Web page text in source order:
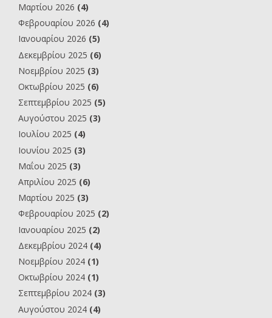
Μαρτίου 2026 (4)
Φεβρουαρίου 2026 (4)
Ιανουαρίου 2026 (5)
Δεκεμβρίου 2025 (6)
Νοεμβρίου 2025 (3)
Οκτωβρίου 2025 (6)
Σεπτεμβρίου 2025 (5)
Αυγούστου 2025 (3)
Ιουλίου 2025 (4)
Ιουνίου 2025 (3)
Μαΐου 2025 (3)
Απριλίου 2025 (6)
Μαρτίου 2025 (3)
Φεβρουαρίου 2025 (2)
Ιανουαρίου 2025 (2)
Δεκεμβρίου 2024 (4)
Νοεμβρίου 2024 (1)
Οκτωβρίου 2024 (1)
Σεπτεμβρίου 2024 (3)
Αυγούστου 2024 (4)